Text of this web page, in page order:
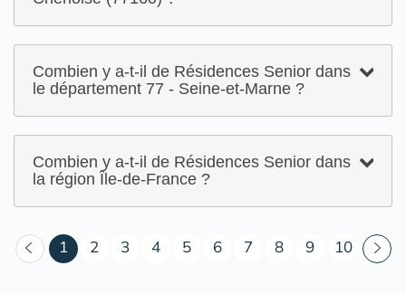
Combien y a-t-il de Résidences Senior dans
le département 77 - Seine-et-Marne ?
Combien y a-t-il de Résidences Senior dans
la région Île-de-France ?
1 (courant)
2 3 4 5 6 7 8 9 10